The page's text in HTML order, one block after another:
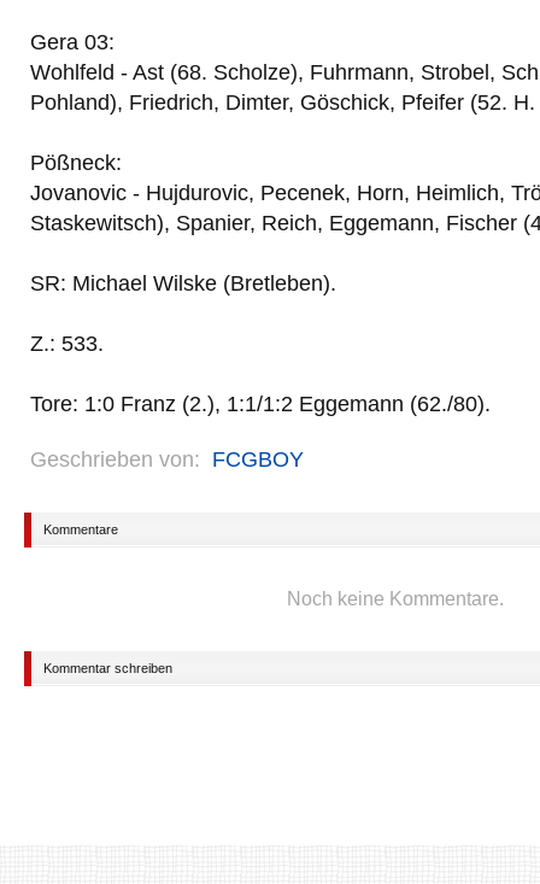
Gera 03:
Wohlfeld - Ast (68. Scholze), Fuhrmann, Strobel,
Pohland), Friedrich, Dimter, Göschick, Pfeifer (52.
Pößneck:
Jovanovic - Hujdurovic, Pecenek, Horn, Heimlich,
Staskewitsch), Spanier, Reich, Eggemann, Fischer
SR: Michael Wilske (Bretleben).
Z.: 533.
Tore: 1:0 Franz (2.), 1:1/1:2 Eggemann (62./80).
Geschrieben von: FCGBOY
Kommentare
Noch keine Kommentare.
Kommentar schreiben